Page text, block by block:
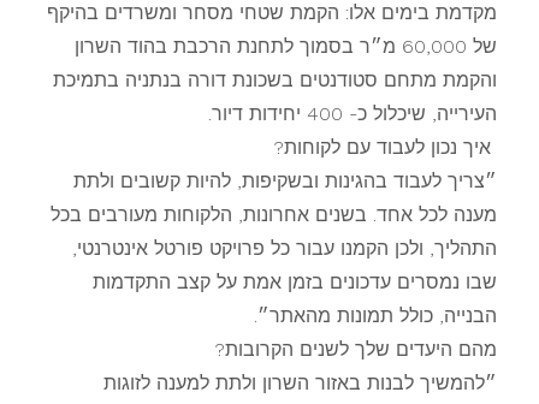
מקדמת בימים אלו: הקמת שטחי מסחר ומשרדים בהיקף
של 60,000 מ״ר בסמוך לתחנת הרכבת בהוד השרון
והקמת מתחם סטודנטים בשכונת דורה בנתניה בתמיכת
העירייה, שיכלול כ- 400 יחידות דיור.
איך נכון לעבוד עם לקוחות?
״צריך לעבוד בהגינות ובשקיפות, להיות קשובים ולתת
מענה לכל אחד. בשנים אחרונות, הלקוחות מעורבים בכל
התהליך, ולכן הקמנו עבור כל פרויקט פורטל אינטרנטי,
שבו נמסרים עדכונים בזמן אמת על קצב התקדמות
הבנייה, כולל תמונות מהאתר״.
מהם היעדים שלך לשנים הקרובות?
״להמשיך לבנות באזור השרון ולתת למענה לזוגות